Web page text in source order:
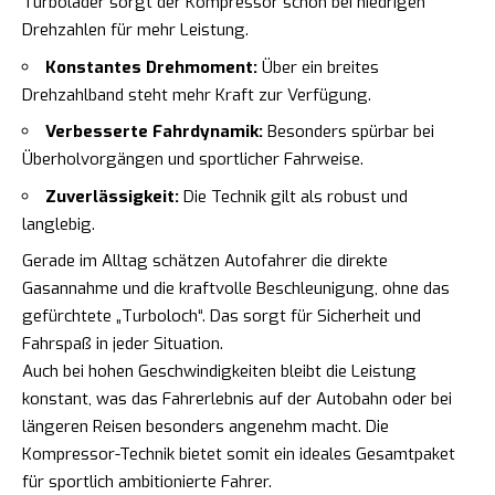
Drehzahlen für mehr Leistung.
Konstantes Drehmoment: Über ein breites
Drehzahlband steht mehr Kraft zur Verfügung.
Verbesserte Fahrdynamik: Besonders spürbar bei
Überholvorgängen und sportlicher Fahrweise.
Zuverlässigkeit: Die Technik gilt als robust und
langlebig.
Gerade im Alltag schätzen Autofahrer die direkte
Gasannahme und die kraftvolle Beschleunigung, ohne das
gefürchtete „Turboloch“. Das sorgt für Sicherheit und
Fahrspaß in jeder Situation.
Auch bei hohen Geschwindigkeiten bleibt die Leistung
konstant, was das Fahrerlebnis auf der Autobahn oder bei
längeren Reisen besonders angenehm macht. Die
Kompressor-Technik bietet somit ein ideales Gesamtpaket
für sportlich ambitionierte Fahrer.